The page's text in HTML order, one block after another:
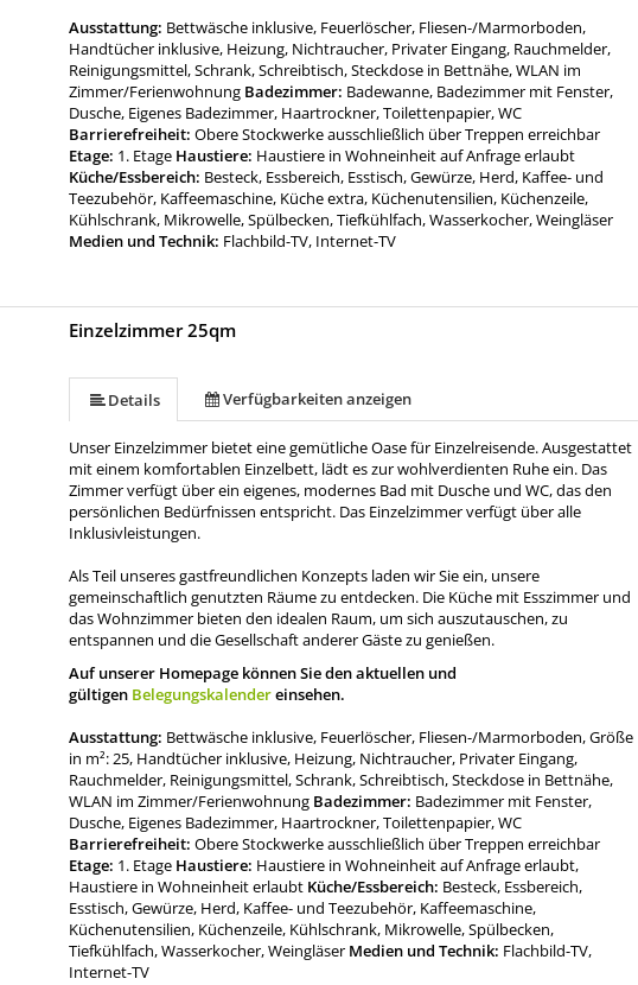
Ausstattung: Bettwäsche inklusive, Feuerlöscher, Fliesen-/Marmorboden,
Handtücher inklusive, Heizung, Nichtraucher, Privater Eingang, Rauchmelder,
Reinigungsmittel, Schrank, Schreibtisch, Steckdose in Bettnähe, WLAN im
Zimmer/Ferienwohnung Badezimmer: Badewanne, Badezimmer mit Fenster,
Dusche, Eigenes Badezimmer, Haartrockner, Toilettenpapier, WC
Barrierefreiheit:Obere Stockwerke ausschließlich über Treppen erreichbar
Etage: 1. Etage Haustiere: Haustiere in Wohneinheit auf Anfrage erlaubt
Küche/Essbereich: Besteck, Essbereich, Esstisch, Gewürze, Herd, Kaffee- und
Teezubehör, Kaffeemaschine, Küche extra, Küchenutensilien, Küchenzeile,
Kühlschrank, Mikrowelle, Spülbecken, Tiefkühlfach, Wasserkocher, Weingläser
Medien und Technik: Flachbild-TV, Internet-TV
Einzelzimmer 25qm
Details Verfügbarkeiten anzeigen
Unser Einzelzimmer bietet eine gemütliche Oase für Einzelreisende. Ausgestattet
mit einem komfortablen Einzelbett, lädt es zur wohlverdienten Ruhe ein. Das
Zimmer verfügt über ein eigenes, modernes Bad mit Dusche und WC, das den
persönlichen Bedürfnissen entspricht. Das Einzelzimmer verfügt über alle
Inklusivleistungen.
Als Teil unseres gastfreundlichen Konzepts laden wir Sie ein, unsere
gemeinschaftlich genutzten Räume zu entdecken. Die Küche mit Esszimmer und
das Wohnzimmer bieten den idealen Raum, um sich auszutauschen, zu
entspannen und die Gesellschaft anderer Gäste zu genießen.
Auf unserer Homepage können Sie den aktuellen und
gültigen Belegungskalendereinsehen.
Ausstattung: Bettwäsche inklusive, Feuerlöscher, Fliesen-/Marmorboden, Größe
in m²: 25, Handtücher inklusive, Heizung, Nichtraucher, Privater Eingang,
Rauchmelder, Reinigungsmittel, Schrank, Schreibtisch, Steckdose in Bettnähe,
WLAN im Zimmer/Ferienwohnung Badezimmer: Badezimmer mit Fenster,
Dusche, Eigenes Badezimmer, Haartrockner, Toilettenpapier, WC
Barrierefreiheit:Obere Stockwerke ausschließlich über Treppen erreichbar
Etage: 1. Etage Haustiere: Haustiere in Wohneinheit auf Anfrage erlaubt,
Haustiere in Wohneinheit erlaubt Küche/Essbereich: Besteck, Essbereich,
Esstisch, Gewürze, Herd, Kaffee- und Teezubehör, Kaffeemaschine,
Küchenutensilien, Küchenzeile, Kühlschrank, Mikrowelle, Spülbecken,
Tiefkühlfach, Wasserkocher, Weingläser Medien und Technik: Flachbild-TV,
Internet-TV